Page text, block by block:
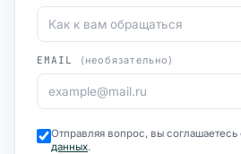
EMAIL (необязательно)
Отправляя вопрос, вы соглашаетесь
данных.